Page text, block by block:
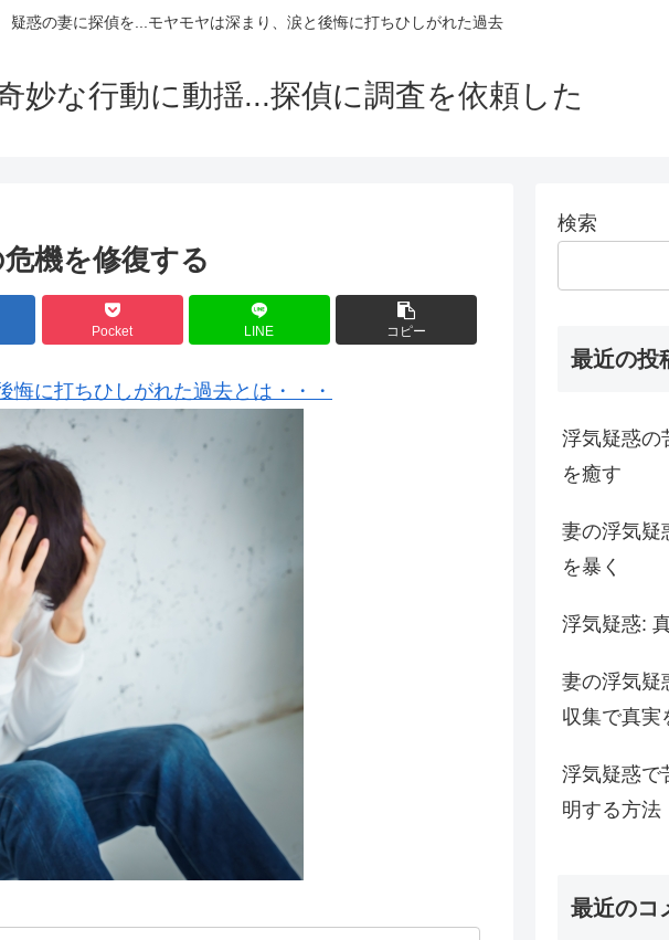
疑惑の妻に探偵を...モヤモヤは深まり、涙と後悔に打ちひしがれた過去
妙な行動に動揺...探偵に調査を依頼した
機を修復する
Pocket LINE コピー
に打ちひしがれた過去とは・・・
検索
最近の投
浮気疑惑の
を癒す
妻の浮気疑
を暴く
浮気疑惑:
妻の浮気疑
収集で真実
浮気疑惑で
明する方法
最近のコ